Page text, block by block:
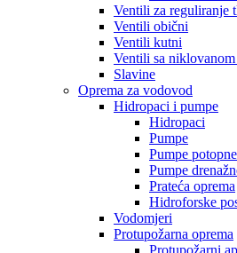
Ventili za reguliranje
Ventili obični
Ventili kutni
Ventili sa
Slavine
Oprema za vodovod
Hidropaci i pumpe
Hidropaci
Pumpe
Pumpe potopne
Pumpe
Prateća oprema
Hidroforske
Vodomjeri
Protupožarna oprema
Protupožarni